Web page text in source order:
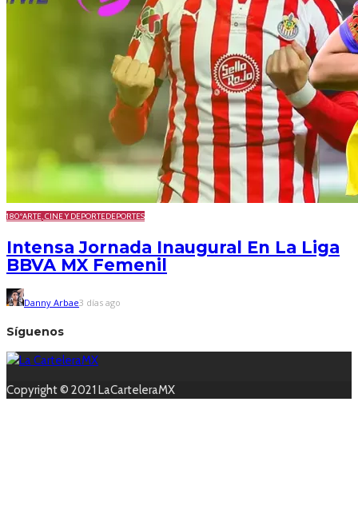
180ºARTE, CINE Y DEPORTEDEPORTES
Intensa Jornada Inaugural En La Liga
BBVA MX Femenil
Danny Arbae3 días ago
Síguenos
Copyright © 2021 LaCarteleraMX